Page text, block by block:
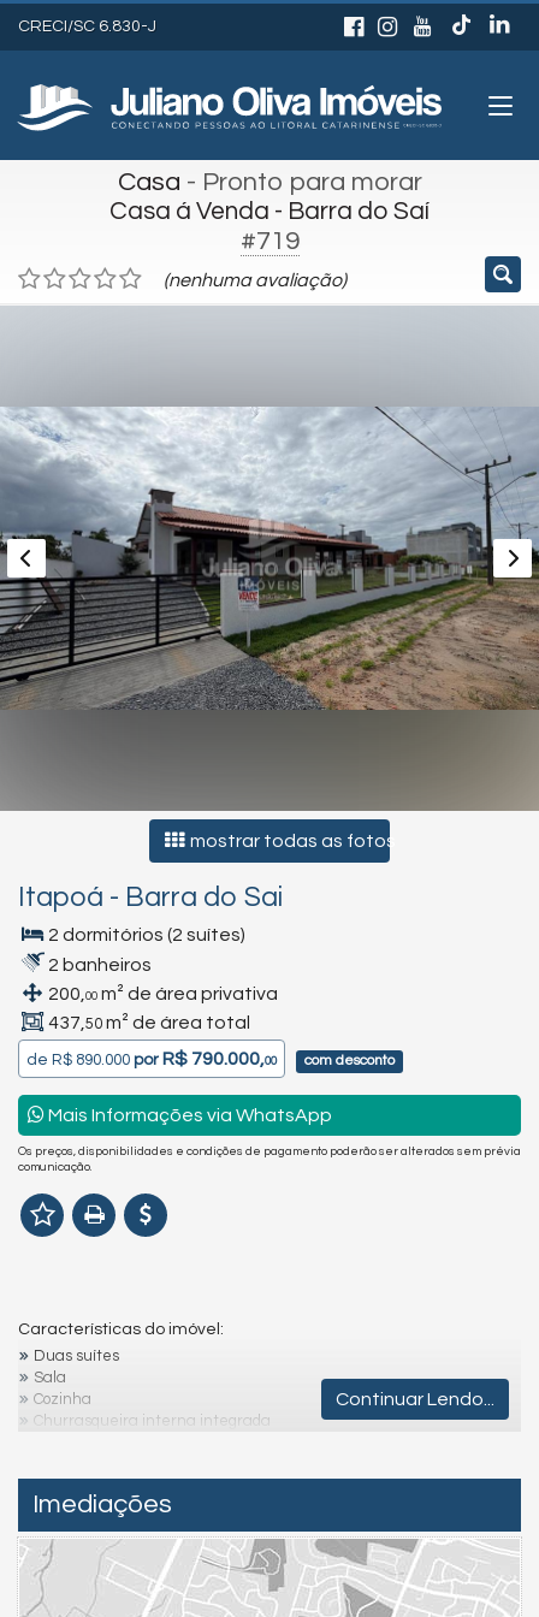
CRECI/SC 6.830-J
Casa - Pronto para morar
Casa á Venda - Barra do Saí
#719
(nenhuma avaliação)
mostrar todas as fotos
Itapoá - Barra do Sai
2 dormitórios (2 suítes)
2 banheiros
200, 00 m² de área privativa
437, 50 m² de área total
de R$ 890.000 por R$ 790.000,00 com desconto
Mais Informações via WhatsApp
Os preços, disponibilidades e condições de pagamento poderão ser alterados sem prévia
comunicação.
Características do imóvel:
Duas suítes
Sala
Cozinha
Churrasqueira interna integrada
Destaques e diferenciais:
Térreo grande de esquina
Casa com bom terreno
Continuar Lendo...
Imediações